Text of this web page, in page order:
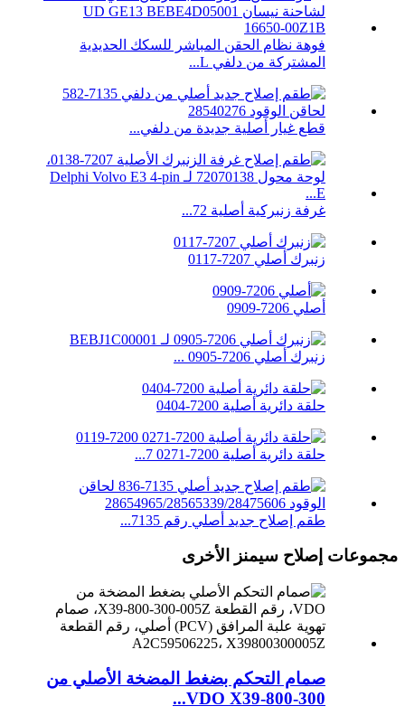
فوهة نظام الحقن المباشر للسكك الحديدية
المشتركة من دلفي L...
قطع غيار أصلية جديدة من دلفي...
غرفة زنبركية أصلية 72...
زنبرك أصلي 7207-0117
أصلي 7206-0909
زنبرك أصلي 7206-0905 ...
حلقة دائرية أصلية 7200-0404
حلقة دائرية أصلية 7200-0271 7...
طقم إصلاح جديد أصلي رقم 7135...
مجموعات إصلاح سيمنز الأخرى
صمام التحكم بضغط المضخة الأصلي من
VDO X39-800-300...